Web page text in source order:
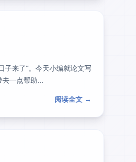
子来了”。今天小编就论文写
一点帮助...
阅读全文 →